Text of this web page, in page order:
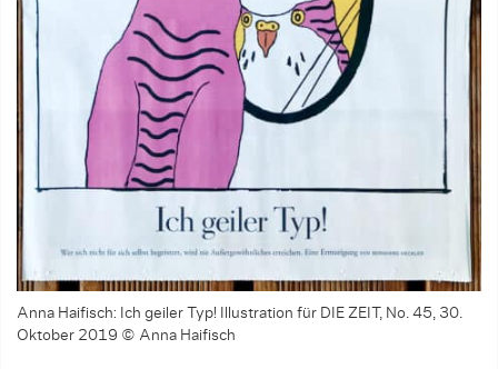
Anna Haifisch: Ich geiler Typ! Illustration für DIE ZEIT, No. 45, 30.
Oktober 2019 © Anna Haifisch